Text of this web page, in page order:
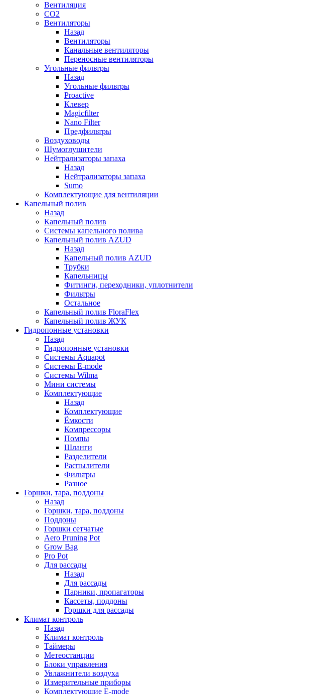
Вентиляция
СО2
Вентиляторы
Назад
Вентиляторы
Канальные вентиляторы
Переносные вентиляторы
Угольные фильтры
Назад
Угольные фильтры
Proactive
Клевер
Magicfilter
Nano Filter
Предфильтры
Воздуховоды
Шумоглушители
Нейтрализаторы запаха
Назад
Нейтрализаторы запаха
Sumo
Комплектующие для вентиляции
Капельный полив
Назад
Капельный полив
Системы капельного полива
Капельный полив AZUD
Назад
Капельный полив AZUD
Трубки
Капельницы
Фитинги, переходники, уплотнители
Фильтры
Остальное
Капельный полив FloraFlex
Капельный полив ЖУК
Гидропонные установки
Назад
Гидропонные установки
Системы Aquapot
Системы E-mode
Системы Wilma
Мини системы
Комплектующие
Назад
Комплектующие
Ёмкости
Компрессоры
Помпы
Шланги
Разделители
Распылители
Фильтры
Разное
Горшки, тара, поддоны
Назад
Горшки, тара, поддоны
Поддоны
Горшки сетчатые
Aero Pruning Pot
Grow Bag
Pro Pot
Для рассады
Назад
Для рассады
Парники, пропагаторы
Кассеты, поддоны
Горшки для рассады
Климат контроль
Назад
Климат контроль
Таймеры
Метеостанции
Блоки управления
Увлажнители воздуха
Измерительные приборы
Комплектующие E-mode